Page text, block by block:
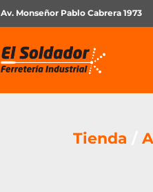
Av. Monseñor Pablo Cabrera 1973
Tienda